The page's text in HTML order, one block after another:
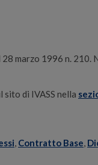
marzo 1996 n. 210.
di IVASS nella
, Contratto Base,